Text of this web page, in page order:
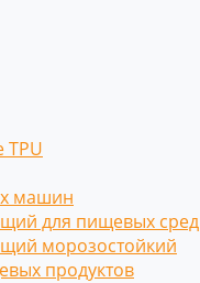
TPU
машин
для пищевых сред
морозостойкий
продуктов